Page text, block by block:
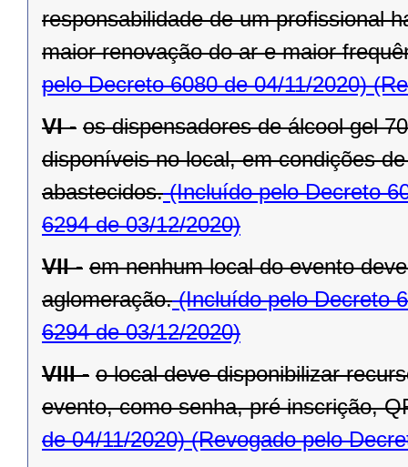
responsabilidade de um profissional
maior renovação do ar e maior
pelo Decreto 6080 de 04/11/2020)
VI - os dispensadores de álcool gel
disponíveis no local, em condições
abastecidos.(Incluído pelo Decreto
6294 de 03/12/2020)
VII - em nenhum local do evento
aglomeração.(Incluído pelo Decreto
6294 de 03/12/2020)
VIII - o local deve disponibilizar
evento, como senha, pré inscrição,
de 04/11/2020)(Revogado pelo